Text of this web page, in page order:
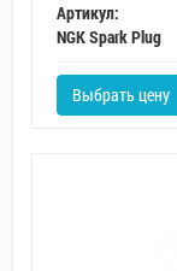
Артикул:
NGK Spark Plug
Выбрать цену